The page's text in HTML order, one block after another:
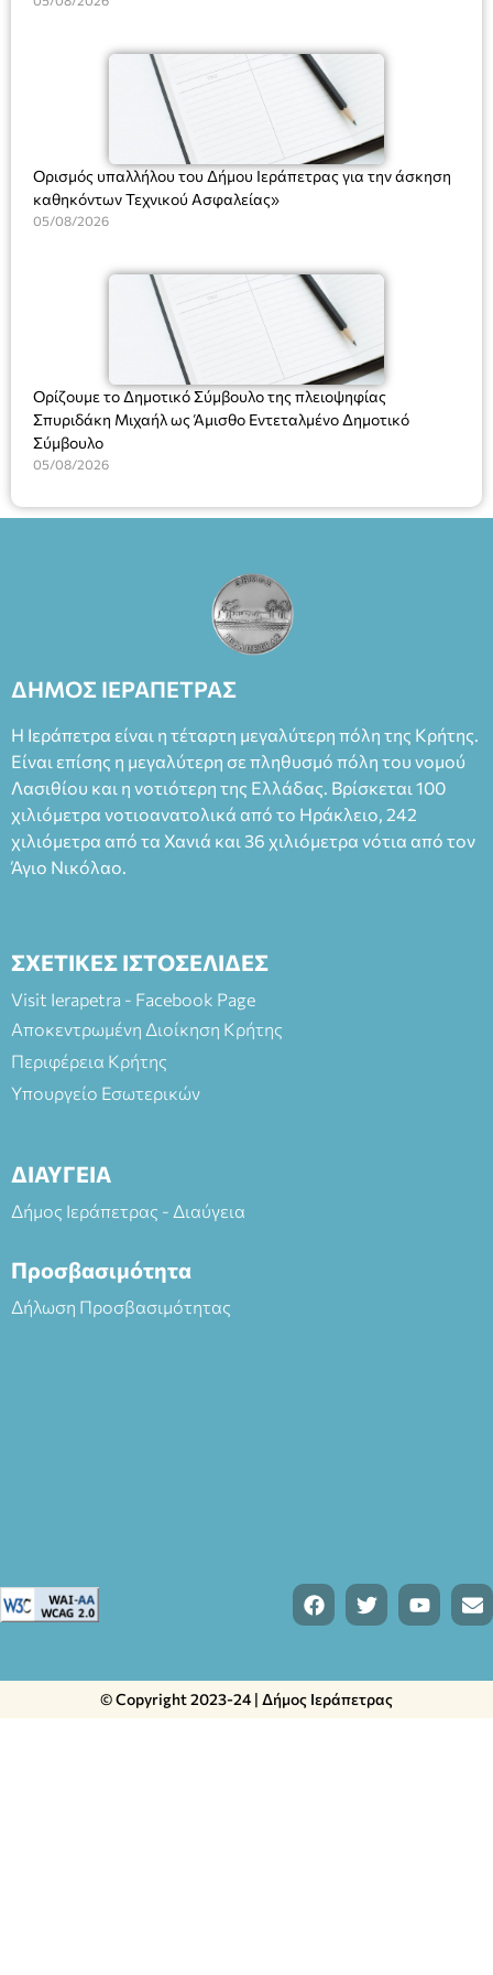
(Ν. 5314/2026).»
Ορισμός υπαλλήλου του Δήμου Ιεράπετρας για την άσκηση
καθηκόντων Τεχνικού Ασφαλείας»
05/08/2026
Ορίζουμε το Δημοτικό Σύμβουλο της πλειοψηφίας
Σπυριδάκη Μιχαήλ ως Άμισθο Εντεταλμένο Δημοτικό
Σύμβουλο
05/08/2026
ΔΗΜΟΣ ΙΕΡΑΠΕΤΡΑΣ
Η Ιεράπετρα είναι η τέταρτη μεγαλύτερη πόλη της Κρήτης.
Είναι επίσης η μεγαλύτερη σε πληθυσμό πόλη του νομού
Λασιθίου και η νοτιότερη της Ελλάδας. Βρίσκεται 100
χιλιόμετρα νοτιοανατολικά από το Ηράκλειο, 242
χιλιόμετρα από τα Χανιά και 36 χιλιόμετρα νότια από τον
Άγιο Νικόλαο.
ΣΧΕΤΙΚΕΣ ΙΣΤΟΣΕΛΙΔΕΣ
Visit Ierapetra - Facebook Page
Αποκεντρωμένη Διοίκηση Κρήτης
Περιφέρεια Κρήτης
Υπουργείο Εσωτερικών
ΔΙΑΥΓΕΙΑ
Δήμος Ιεράπετρας - Διαύγεια
Προσβασιμότητα
Δήλωση Προσβασιμότητας
© Copyright 2023-24 | Δήμος Ιεράπετρας